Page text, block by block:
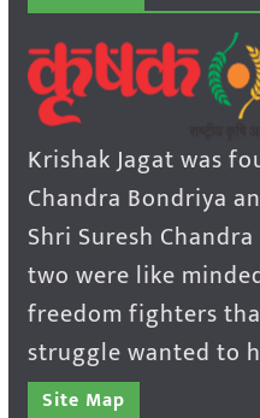
Krishak Jagat was
Chandra Bondriya
Shri Suresh
two were like
freedom fighters
struggle wanted to
Site Map